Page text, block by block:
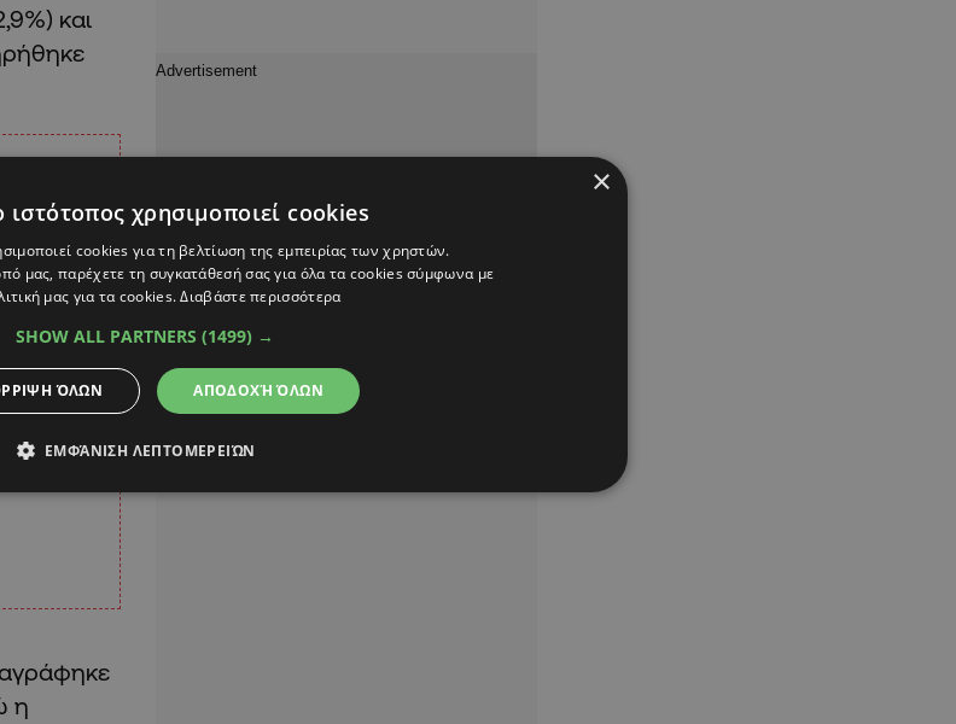
και
η
×
ιστότοπος χρησιμοποιεί cookies
cookies για τη βελτίωση της εμπειρίας των χρηστών.
μας, παρέχετε τη συγκατάθεσή σας για όλα τα cookies σύμφωνα με
μας για τα cookies.Διαβάστε περισσότερα
SHOW ALL PARTNERS (1499) →
ΑΠΟΔΟΧΉ ΌΛΩΝ
ΌΛΩΝ
ΕΜΦΆΝΙΣΗ ΛΕΠΤΟΜΕΡΕΙΏΝ